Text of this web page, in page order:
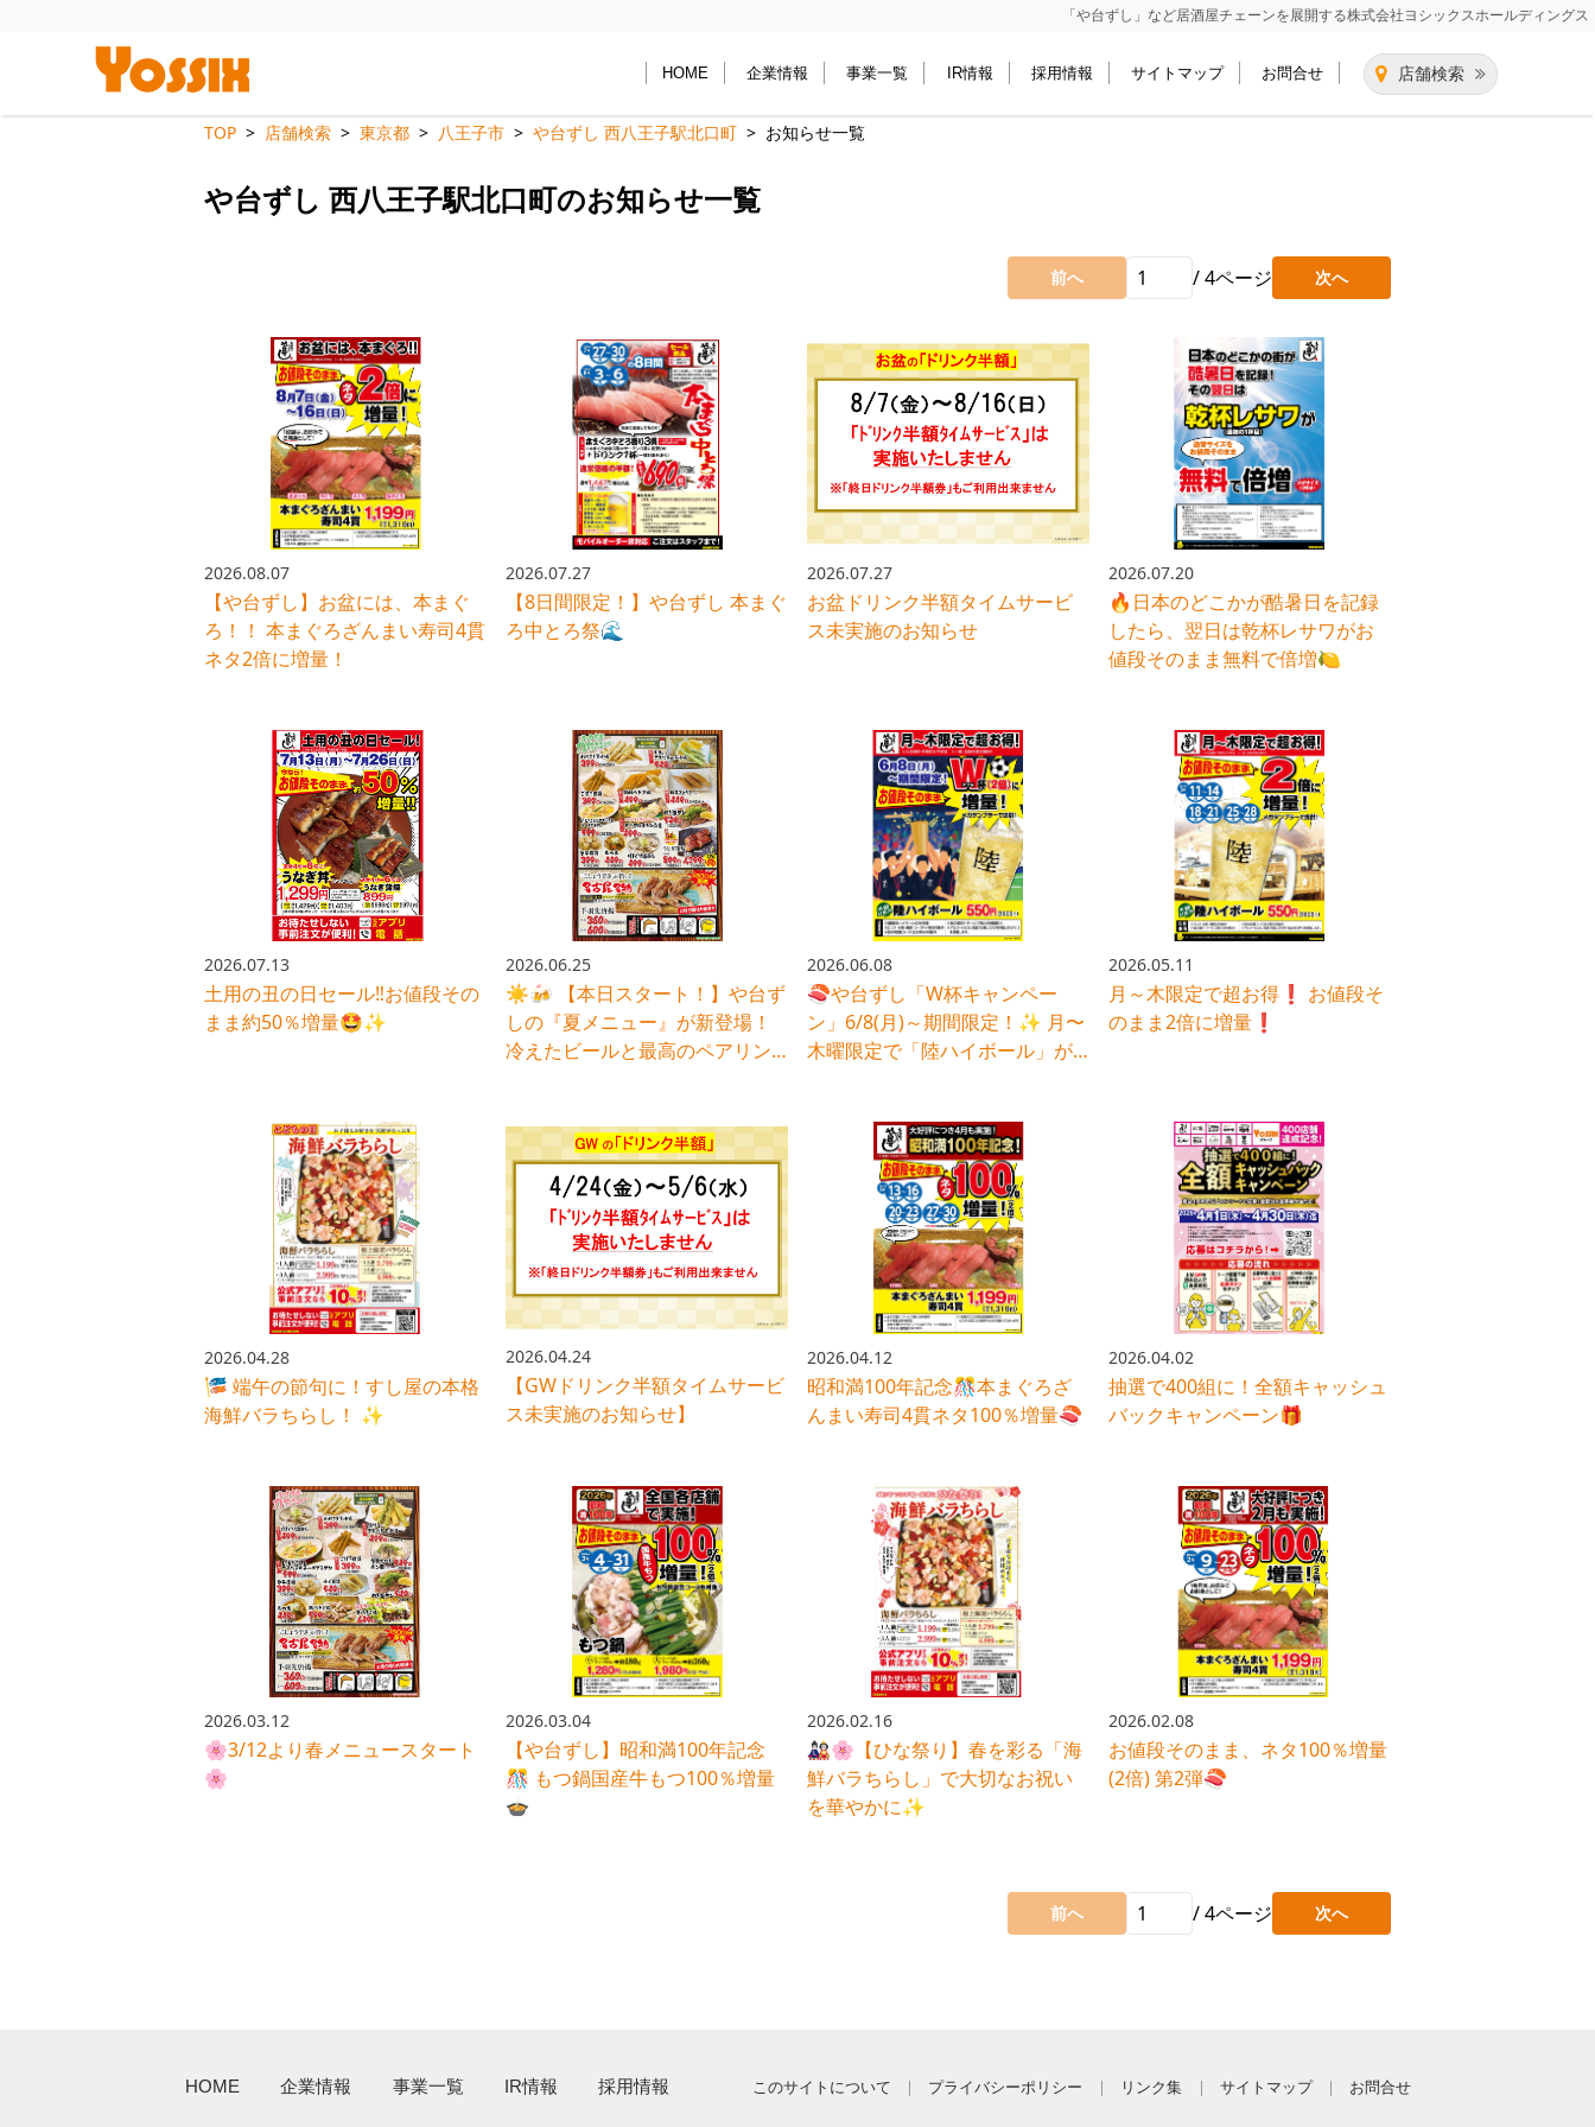
「や台ずし」など居酒屋チェーンを展開する株式会社ヨシックスホールディングス
店舗検索
HOME 企業情報 事業一覧 IR情報 採用情報 サイトマップ お問合せ
TOP 店舗検索 東京都 八王子市 や台ずし 西八王子駅北口町 お知らせ一覧
や台ずし 西八王子駅北口町のお知らせ一覧
前へ /4ページ 次へ
2026.08.07
【や台ずし】お盆には、本まぐ
ろ！！ 本まぐろざんまい寿司4貫
ネタ2倍に増量！
2026.07.27
【8日間限定！】や台ずし 本まぐ
ろ中とろ祭🌊
2026.07.27
お盆ドリンク半額タイムサービ
ス未実施のお知らせ
2026.07.20
🔥日本のどこかが酷暑日を記録
したら、翌日は乾杯レサワがお
値段そのまま無料で倍増🍋
2026.07.13
土用の丑の日セール‼️お値段その
まま約50％増量🤩✨
2026.06.25
☀️🍻 【本日スタート！】や台ず
しの『夏メニュー』が新登場！
冷えたビールと最高のペアリン
2026.06.08
🍣や台ずし「W杯キャンペー
ン」6/8(月)～期間限定！✨ 月〜
木曜限定で「陸ハイボール」が
2026.05.11
月～木限定で超お得❗️ お値段そ
のまま2倍に増量❗️
2026.04.28
🎏 端午の節句に！すし屋の本格
海鮮バラちらし！ ✨
2026.04.24
【GWドリンク半額タイムサービ
ス未実施のお知らせ】
2026.04.12
昭和満100年記念🎊本まぐろざ
んまい寿司4貫ネタ100％増量🍣
2026.04.02
抽選で400組に！全額キャッシュ
バックキャンペーン🎁
2026.03.12
🌸3/12より春メニュースタート
🌸
2026.03.04
【や台ずし】昭和満100年記念
🎊 もつ鍋国産牛もつ100％増量
🍲
2026.02.16
🎎🌸【ひな祭り】春を彩る「海
鮮バラちらし」で大切なお祝い
を華やかに✨
2026.02.08
お値段そのまま、ネタ100％増量
(2倍) 第2弾🍣
前へ /4ページ 次へ
HOME 企業情報 事業一覧 IR情報 採用情報 このサイトについて プライバシーポリシー リンク集 サイトマップ お問合せ